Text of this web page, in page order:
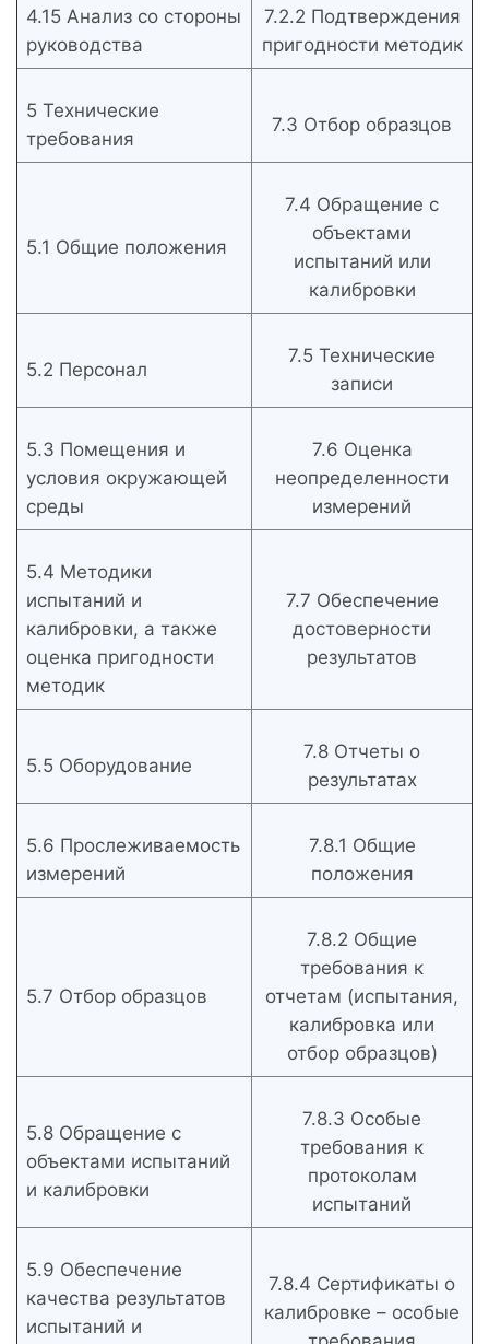
4.15 Анализ со стороны
руководства
7.2.2 Подтверждения
пригодности методик
5 Технические
требования
7.3 Отбор образцов
5.1 Общие положения
7.4 Обращение с
объектами
испытаний или
калибровки
5.2 Персонал
7.5 Технические
записи
5.3 Помещения и
условия окружающей
среды
7.6 Оценка
неопределенности
измерений
5.4 Методики
испытаний и
калибровки, а также
оценка пригодности
методик
7.7 Обеспечение
достоверности
результатов
5.5 Оборудование
7.8 Отчеты о
результатах
5.6 Прослеживаемость
измерений
7.8.1 Общие
положения
5.7 Отбор образцов
7.8.2 Общие
требования к
отчетам (испытания,
калибровка или
отбор образцов)
5.8 Обращение с
объектами испытаний
и калибровки
7.8.3 Особые
требования к
протоколам
испытаний
5.9 Обеспечение
качества результатов
испытаний и
7.8.4 Сертификаты о
калибровке – особые